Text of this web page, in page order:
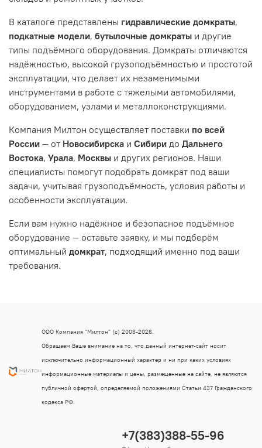
В каталоге представлены гидравлические домкраты,
подкатные модели, бутылочные домкраты и другие
типы подъёмного оборудования. Домкраты отличаются
надёжностью, высокой грузоподъёмностью и простотой
эксплуатации, что делает их незаменимыми
инструментами в работе с тяжелыми автомобилями,
оборудованием, узлами и металлоконструкциями.
Компания Милтон осуществляет поставки по всей
России — от Новосибирска и Сибири до Дальнего
Востока, Урала, Москвы и других регионов. Наши
специалисты помогут подобрать домкрат под ваши
задачи, учитывая грузоподъёмность, условия работы и
особенности эксплуатации.
Если вам нужно надёжное и безопасное подъёмное
оборудование — оставьте заявку, и мы подберём
оптимальный домкрат, подходящий именно под ваши
требования.
+7(383)388-55-96
ООО Компания "Милтон" (с) 2008-2026.
Обращаем Ваше внимание на то, что данный интернет-сайт носит
исключительно информационный характер и ни при каких условиях
информационные материалы и цены, размещенные на сайте, не являются
публичной офертой, определяемой положениями Статьи 437 Гражданского
кодекса РФ.